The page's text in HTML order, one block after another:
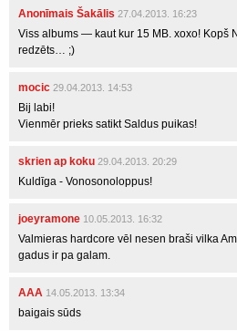
Anonīmais Šakālis 27.04.2013. 16:23
Viss albums — kaut kur 15 MB. xoxo! Kopš
redzēts… ;)
mocic 29.04.2013. 14:53
Bij labi!
Vienmēr prieks satikt Saldus puikas!
skrien ap koku 29.04.2013. 20:29
Kuldīga - Vonosonoloppus!
joeyramone 10.05.2013. 16:32
Valmieras hardcore vēl nesen braši vilka
gadus ir pa galam.
AAA 14.05.2013. 13:34
baigais sūds